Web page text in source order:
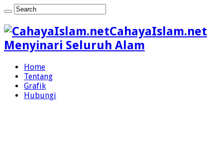
CahayaIslam.net
Menyinari Seluruh Alam
Home
Tentang
Grafik
Hubungi